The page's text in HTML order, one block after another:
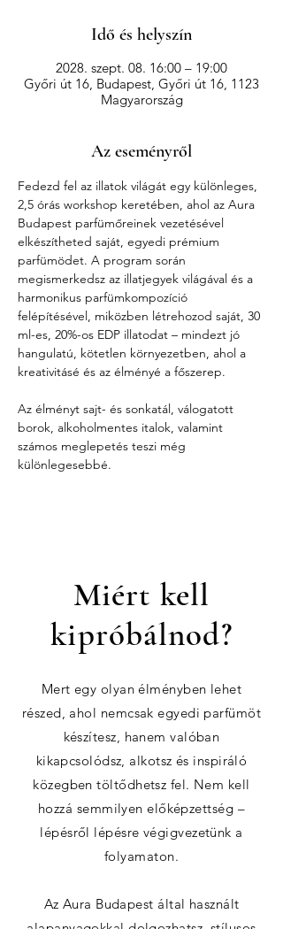
Idő és helyszín
2028. szept. 08. 16:00 – 19:00
Győri út 16, Budapest, Győri út 16, 1123
Magyarország
Az eseményről
Fedezd fel az illatok világát egy különleges,
2,5 órás workshop keretében, ahol az Aura
Budapest parfümőreinek vezetésével
elkészítheted saját, egyedi prémium
parfümödet. A program során
megismerkedsz az illatjegyek világával és a
harmonikus parfümkompozíció
felépítésével, miközben létrehozod saját, 30
ml-es, 20%-os EDP illatodat – mindezt jó
hangulatú, kötetlen környezetben, ahol a
kreativitásé és az élményé a főszerep.
Az élményt sajt- és sonkatál, válogatott
borok, alkoholmentes italok, valamint
számos meglepetés teszi még
különlegesebbé.
Miért kell
kipróbálnod?
Mert egy olyan élményben lehet
részed, ahol nemcsak egyedi parfümöt
készítesz, hanem valóban
kikapcsolódsz, alkotsz és inspiráló
közegben töltődhetsz fel. Nem kell
hozzá semmilyen előképzettség –
lépésről lépésre végigvezetünk a
folyamaton.
Az Aura Budapest által használt